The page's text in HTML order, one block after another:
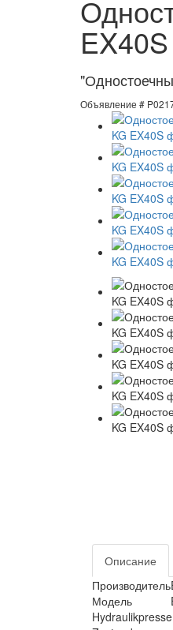
EX40S
Объявление #
Описание
Производитель
Модель